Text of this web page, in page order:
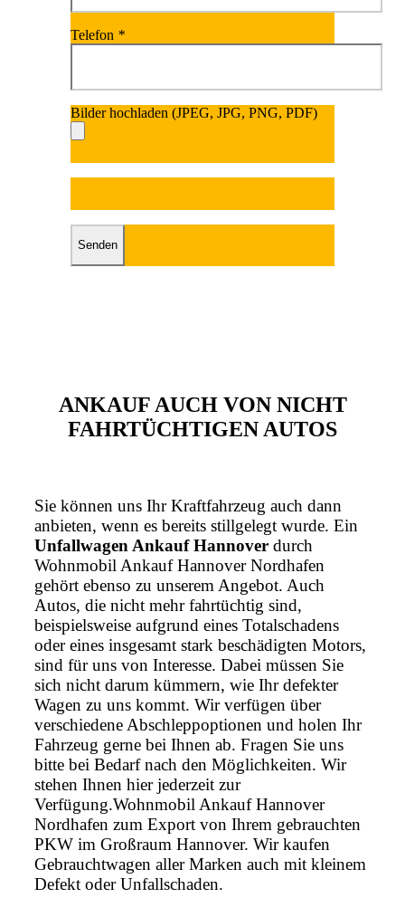
Telefon *
Bilder hochladen (JPEG, JPG, PNG, PDF)
Bitte lasse dieses Feld leer.
ANKAUF AUCH VON NICHT
FAHRTÜCHTIGEN AUTOS
Sie können uns Ihr Kraftfahrzeug auch dann
anbieten, wenn es bereits stillgelegt wurde. Ein
Unfallwagen Ankauf Hannover durch
Wohnmobil Ankauf Hannover Nordhafen
gehört ebenso zu unserem Angebot. Auch
Autos, die nicht mehr fahrtüchtig sind,
beispielsweise aufgrund eines Totalschadens
oder eines insgesamt stark beschädigten Motors,
sind für uns von Interesse. Dabei müssen Sie
sich nicht darum kümmern, wie Ihr defekter
Wagen zu uns kommt. Wir verfügen über
verschiedene Abschleppoptionen und holen Ihr
Fahrzeug gerne bei Ihnen ab. Fragen Sie uns
bitte bei Bedarf nach den Möglichkeiten. Wir
stehen Ihnen hier jederzeit zur
Verfügung.Wohnmobil Ankauf Hannover
Nordhafen zum Export von Ihrem gebrauchten
PKW im Großraum Hannover. Wir kaufen
Gebrauchtwagen aller Marken auch mit kleinem
Defekt oder Unfallschaden.